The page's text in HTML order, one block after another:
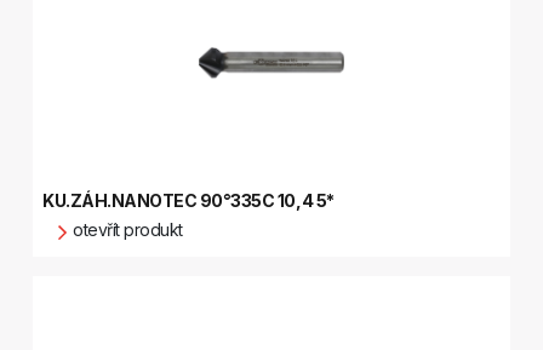
KU.ZÁH.NANOTEC 90°335C 10,4 5*
otevřít produkt